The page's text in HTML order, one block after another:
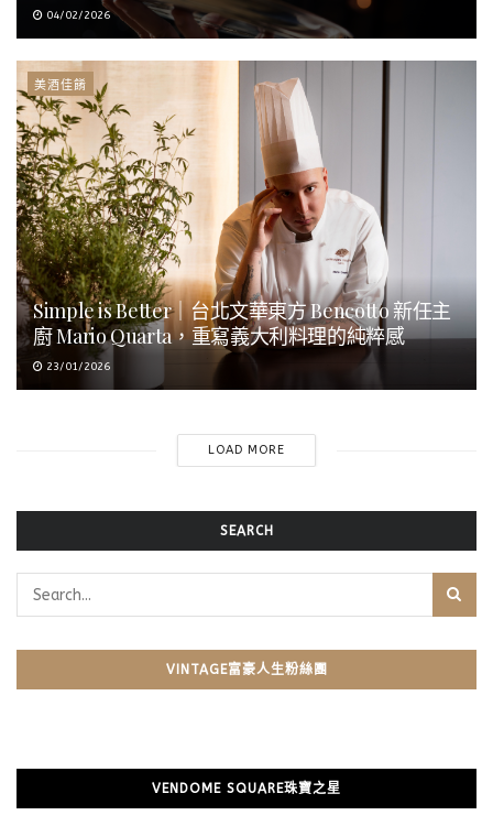
04/02/2026
美酒佳餚
Simple is Better｜台北文華東方 Bencotto 新任主
廚 Mario Quarta，重寫義大利料理的純粹感
23/01/2026
LOAD MORE
SEARCH
VINTAGE富豪人生粉絲團
VENDOME SQUARE珠寶之星